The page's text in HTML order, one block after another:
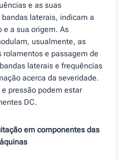
e as suas
laterais, indicam a
e a sua origem. As
usualmente, as
e passagem de
laterais e frequências
acerca da severidade.
pressão podem estar
DC.
em componentes das